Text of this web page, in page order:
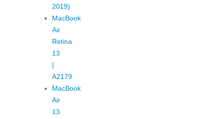
2019)
MacBook
Air
Retina
13
|
A2179
MacBook
Air
13